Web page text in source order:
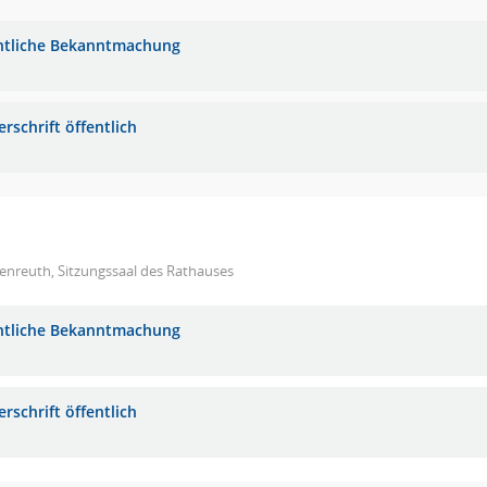
Bekanntmachung
öffentlich
Sitzungssaal des Rathauses
Bekanntmachung
öffentlich